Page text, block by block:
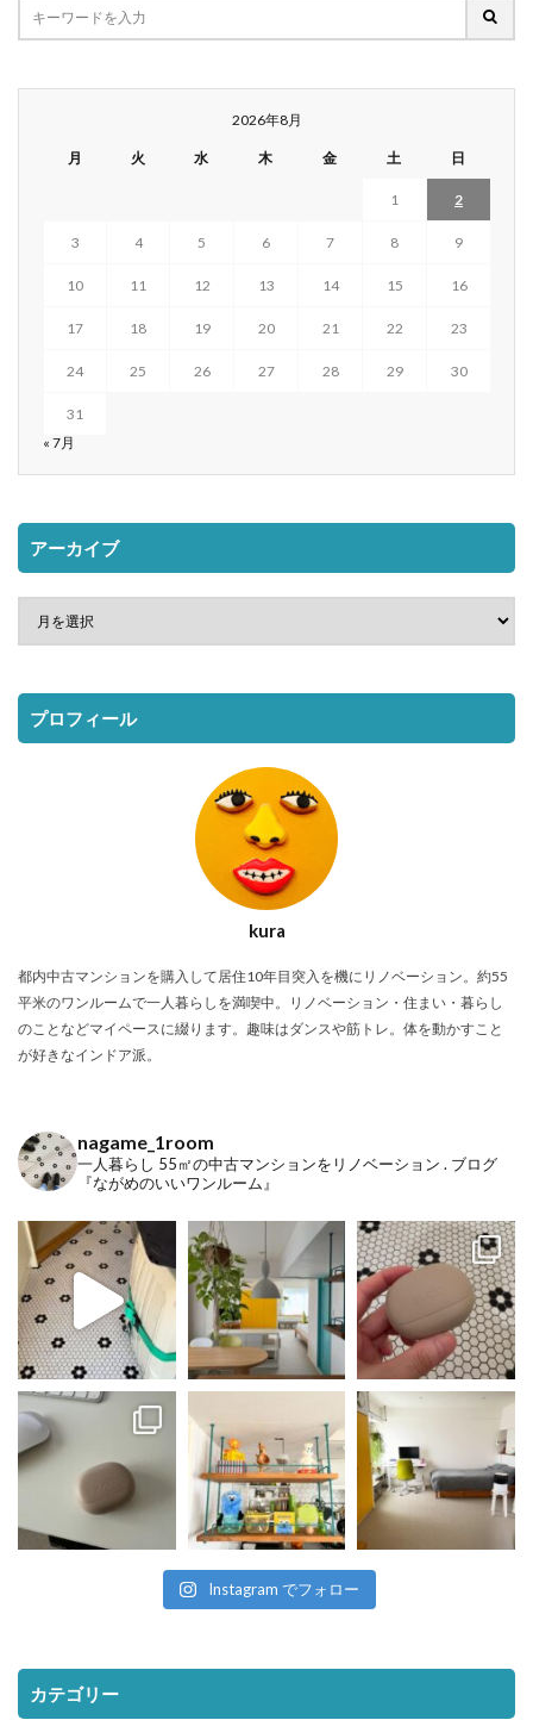
2026年8月
月 火 水 木 金 土 日
1 2
3 4 5 6 7 8 9
10 11 12 13 14 15 16
17 18 19 20 21 22 23
24 25 26 27 28 29 30
31
« 7月
アーカイブ
プロフィール
kura
都内中古マンションを購入して居住10年目突入を機にリノベーション。約55
平米のワンルームで一人暮らしを満喫中。リノベーション・住まい・暮らし
のことなどマイペースに綴ります。趣味はダンスや筋トレ。体を動かすこと
が好きなインドア派。
nagame_1room
一人暮らし 55㎡の中古マンションをリノベーション . ブログ
『ながめのいいワンルーム』
Instagram でフォロー
カテゴリー